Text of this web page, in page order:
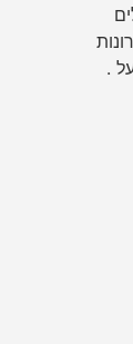
.